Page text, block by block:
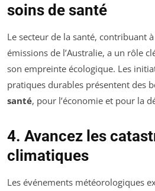
soins de santé
Le secteur de la santé, contribuant
émissions de l’Australie, a un rôle
son empreinte écologique. Les
pratiques durables présentent des
santé, pour l’économie et pour la
4. Avancez les
climatiques
Les événements météorologiques